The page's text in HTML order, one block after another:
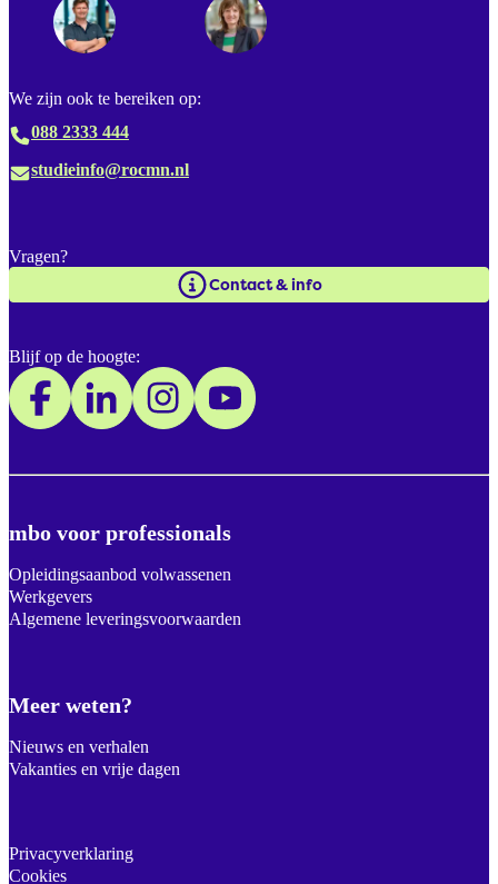
We zijn ook te bereiken op:
088 2333 444
studieinfo@rocmn.nl
mbo voor professionals
Opleidingsaanbod volwassenen
Werkgevers
Algemene leveringsvoorwaarden
Meer weten?
Nieuws en verhalen
Vakanties en vrije dagen
Vragen?
Contact & info
Blijf op de hoogte:
Privacyverklaring
Cookies